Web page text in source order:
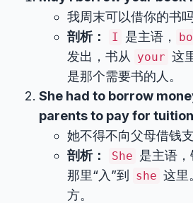
我周末可以借你的书
剖析：
I 是主语，
发出，书从 your 这
是那个需要书的人。
She had to borrow
parents to pay for
她不得不向父母借钱支
剖析：
She 是主语，
那里“入”到 she 这里
方。